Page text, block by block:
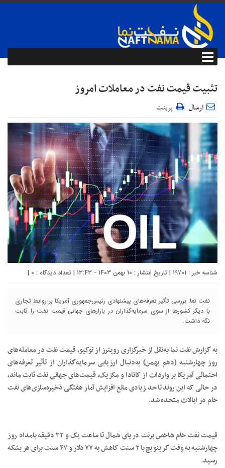
تثبیت قیمت نفت در معاملات امروز
ارسال پرینت
شناسه خبر : 19701 | تاریخ انتشار : 10 بهمن 1403 - 13:43 | تعداد دیدگاه : ۰ |
نفت نما: بررسی تأثیر تعرفه‌های پیشنهادی رئیس‌جمهوری آمریکا بر روابط تجاری
با دیگر کشورها از سوی سرمایه‌گذاران در بازارهای جهانی قیمت نفت را ثابت
نگه داشت.
به گزارش نفت نما به‌نقل از خبرگزاری رویترز از توکیو، قیمت نفت در معامله‌های
روز چهارشنبه (دهم بهمن) به‌دنبال ارزیابی سرمایه‌گذاران از تأثیر تعرفه‌های
احتمالی آمریکا بر واردات از کانادا و مکزیک، قیمت‌های جهانی نفت ثابت ماند،
در حالی که این روند تا حد زیادی مانع افزایش آمار هفتگی ذخیره‌سازی‌های نفت
خام در ایالات متحده شد.
قیمت نفت خام شاخص برنت دریای شمال تا ساعت یک و ۳۲ دقیقه بامداد روز
چهارشنبه به وقت گرینویچ با ۲ سنت کاهش به ۷۷ دلار و ۴۷ سنت برای هر بشکه
رسید.